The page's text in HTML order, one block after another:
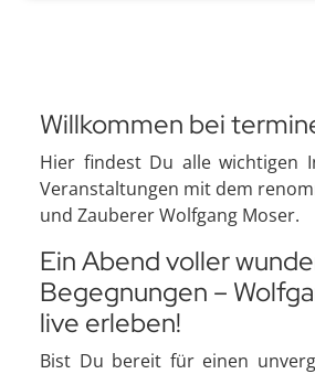
Willkommen bei
Hier findest Du alle wichtigen
Veranstaltungen mit dem
und Zauberer Wolfgang Moser.
Ein Abend voller
Begegnungen –
live erleben!
Bist Du bereit für einen